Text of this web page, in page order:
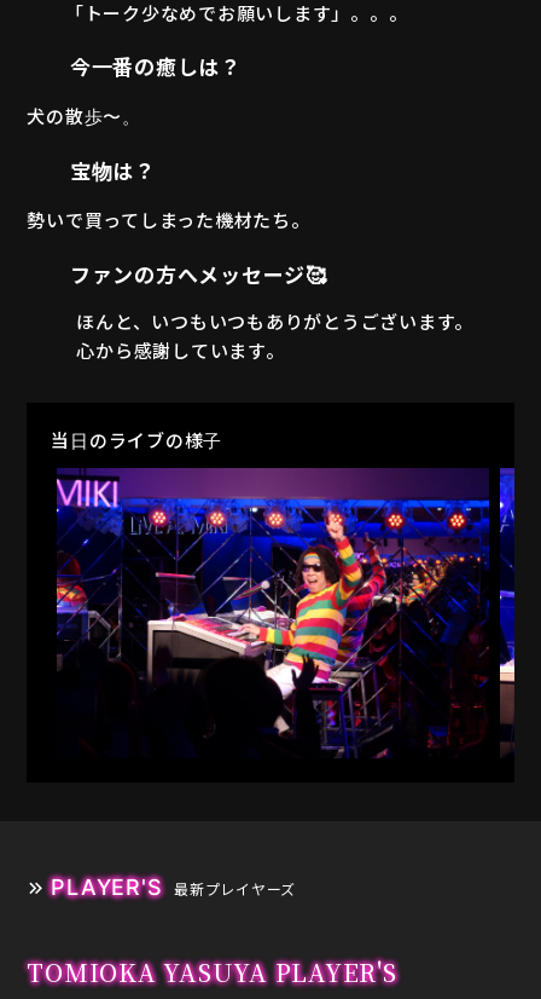
「トーク少なめでお願いします」。。。
今一番の癒しは？
犬の散歩〜。
宝物は？
勢いで買ってしまった機材たち。
ファンの方へメッセージ🥰
ほんと、いつもいつもありがとうございます。
心から感謝しています。
当日のライブの様子
PLAYER'S 最新プレイヤーズ
TOMIOKA YASUYA PLAYER'S